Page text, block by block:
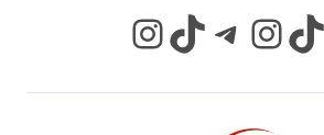
InstagramTikTok Telegram InstagramTikTok